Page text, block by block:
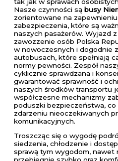
Nasze czynności są busy
zorientowane na
zabezpieczenia, które są
naszych pasażerów. Wyjazd
zawozzenie osób Polska
w nowoczesnych i dogodnie
autobusach, które spełniają
normy pewności. Zespół
cyklicznie sprawdzana i
gwarantować sprawność i
naszych środków transportu
współczesne mechanizmy
poduszki bezpieczeństwa,
zdarzeniu nieoczekiwanych
komunikacyjnych.
Troszcząc się o wygodę
siedzenia, chłodzenie i
sprawą tym wygodom, nawet